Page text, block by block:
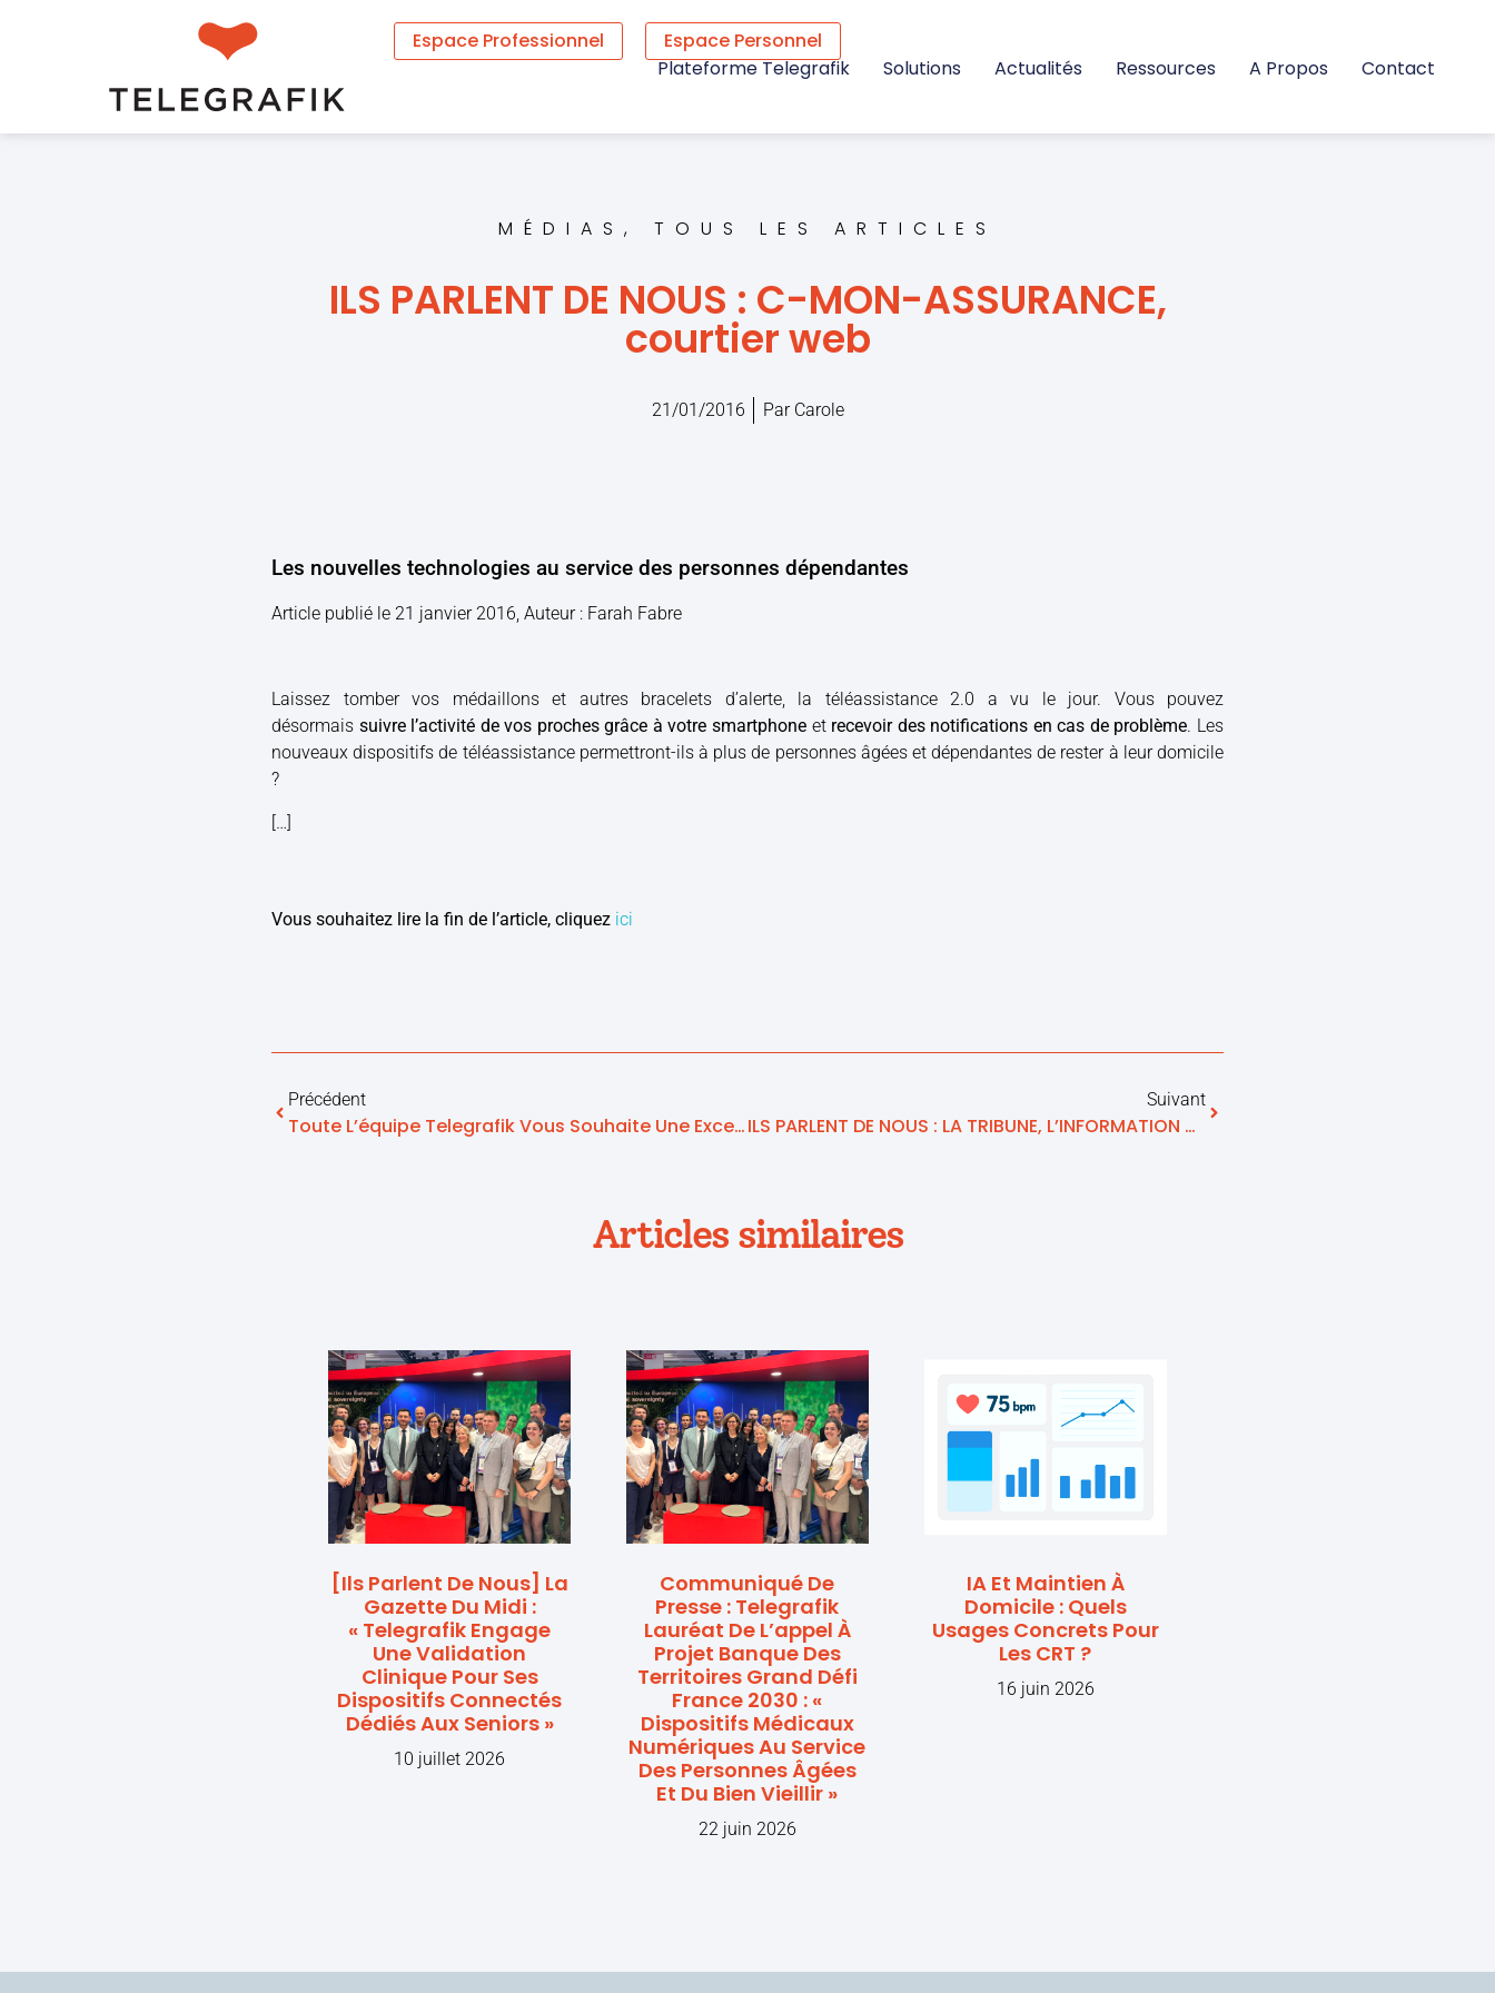
Espace Professionnel
Espace Personnel
Plateforme Telegrafik
Solutions Actualités Ressources A Propos Contact
MÉDIAS , TOUS LES ARTICLES
ILS PARLENT DE NOUS : C-MON-ASSURANCE,
courtier web
21/01/2016 ParCarole
Les nouvelles technologies au service des personnes dépendantes
Article publié le 21 janvier 2016, Auteur : Farah Fabre
Laissez tomber vos médaillons et autres bracelets d’alerte, la téléassistance 2.0 a vu le jour. Vous pouvez
désormais suivre l’activité de vos proches grâce à votre smartphone et recevoir des notifications en cas de problème. Les
nouveaux dispositifs de téléassistance permettront-ils à plus de personnes âgées et dépendantes de rester à leur domicile
?
[…]
Vous souhaitez lire la fin de l’article, cliquez ici
Précédent
Toute L’équipe Telegrafik Vous Souhaite Une Excellente Année 2016 !
Suivant
ILS PARLENT DE NOUS : LA TRIBUNE, L’INFORMATION BOURSIÈRE, ÉCONOMIQUE ET FINANCIÈRE QUOTIDIENNE EN LIGNE
Articles similaires
[Ils Parlent De Nous] La
Gazette Du Midi :
« Telegrafik Engage
Une Validation
Clinique Pour Ses
Dispositifs Connectés
Dédiés Aux Seniors »
10 juillet 2026
Communiqué De
Presse : Telegrafik
Lauréat De L’appel À
Projet Banque Des
Territoires Grand Défi
France 2030 : «
Dispositifs Médicaux
Numériques Au Service
Des Personnes Âgées
Et Du Bien Vieillir »
22 juin 2026
IA Et Maintien À
Domicile : Quels
Usages Concrets Pour
Les CRT ?
16 juin 2026